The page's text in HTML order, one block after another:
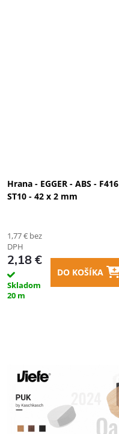
Hrana - EGGER - ABS - F416
ST10 - 42 x 2 mm
1,77 € bez
DPH
2,18 €
Skladom
20 m
DO KOŠÍKA